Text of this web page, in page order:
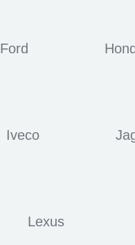
Ford
Iveco
Lexus